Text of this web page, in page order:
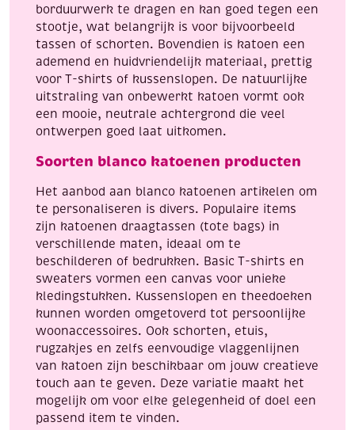
borduurwerk te dragen en kan goed tegen een
stootje, wat belangrijk is voor bijvoorbeeld
tassen of schorten. Bovendien is katoen een
ademend en huidvriendelijk materiaal, prettig
voor T-shirts of kussenslopen. De natuurlijke
uitstraling van onbewerkt katoen vormt ook
een mooie, neutrale achtergrond die veel
ontwerpen goed laat uitkomen.
Soorten blanco katoenen producten
Het aanbod aan blanco katoenen artikelen om
te personaliseren is divers. Populaire items
zijn katoenen draagtassen (tote bags) in
verschillende maten, ideaal om te
beschilderen of bedrukken. Basic T-shirts en
sweaters vormen een canvas voor unieke
kledingstukken. Kussenslopen en theedoeken
kunnen worden omgetoverd tot persoonlijke
woonaccessoires. Ook schorten, etuis,
rugzakjes en zelfs eenvoudige vlaggenlijnen
van katoen zijn beschikbaar om jouw creatieve
touch aan te geven. Deze variatie maakt het
mogelijk om voor elke gelegenheid of doel een
passend item te vinden.